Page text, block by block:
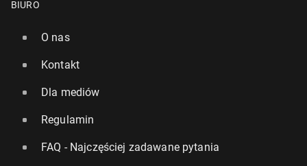
BIURO
O nas
Kontakt
Dla mediów
Regulamin
FAQ - Najczęściej zadawane pytania